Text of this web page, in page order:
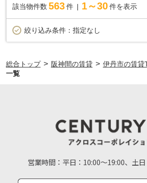
該当物件数 563件 1～30 件を表示
絞り込み条件： 指定なし
総合トップ > 阪神間の賃貸 > 伊丹市の賃貸
一覧
営業時間： 平日：10:00～19:00、土